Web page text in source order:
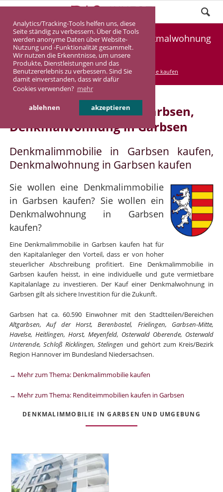
Analytics/Tracking-Tools helfen uns, diese
Seite ständig zu verbessern. Über die Tools
werden anonyme Daten über Website-
Nutzung und -Funktionalität gesammelt.
Wir nutzen die Erkenntnisse, um unsere
Produkte, Dienstleistungen und das
Benutzererlebnis zu verbessern. Sind Sie
damit einverstanden, dass wir dafür
Cookies verwenden? mehr
ablehnen akzeptieren
Denkmalimmobilie Garbsen, Denkmalwohnung
Garbsen
DASINVEST Service Denkmalimmobilie kaufen
Denkmalimmobilie in Garbsen,
Denkmalwohnung in Garbsen
Denkmalimmobilie in Garbsen kaufen,
Denkmalwohnung in Garbsen kaufen
Sie wollen eine Denkmalimmobilie
in Garbsen kaufen? Sie wollen ein
Denkmalwohnung in Garbsen
kaufen?
Eine Denkmalimmobilie in Garbsen kaufen hat für
den Kapitalanleger den Vorteil, dass er von hoher
steuerlicher Abschreibung profitiert. Eine Denkmalimmobilie in
Garbsen kaufen heisst, in eine individuelle und gute vermietbare
Kapitalanlage zu investieren. Der Kauf einer Denkmalwohnung in
Garbsen gilt als sichere Investition für die Zukunft.
Garbsen hat ca. 60.590 Einwohner mit den Stadtteilen/Bereichen
Altgarbsen, Auf der Horst, Berenbostel, Frielingen, Garbsen-Mitte,
Havelse, Heitlingen, Horst, Meyenfeld, Osterwald Oberende, Osterwald
Unterende, Schloß Ricklingen, Stelingen und gehört zum Kreis/Bezirk
Region Hannover im Bundesland Niedersachsen.
→ Mehr zum Thema: Denkmalimmobilie kaufen
→ Mehr zum Thema: Renditeimmobilien kaufen in Garbsen
DENKMALIMMOBILIE IN GARBSEN UND UMGEBUNG